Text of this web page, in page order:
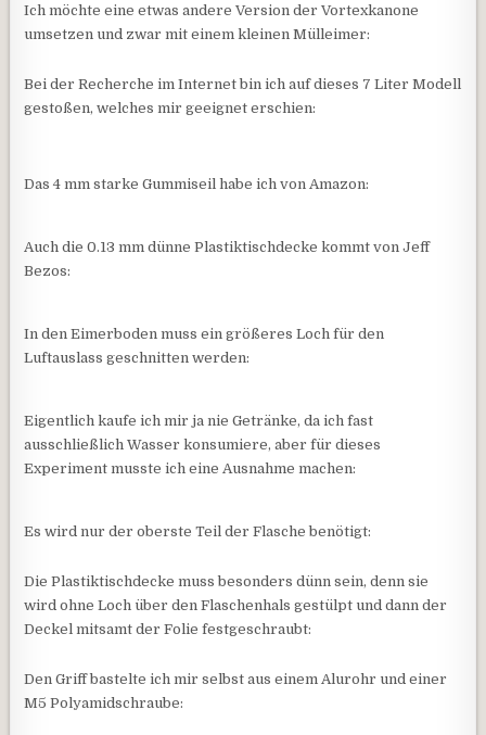
Ich möchte eine etwas andere Version der Vortexkanone
umsetzen und zwar mit einem kleinen Mülleimer:
Bei der Recherche im Internet bin ich auf dieses 7 Liter Modell
gestoßen, welches mir geeignet erschien:
Das 4 mm starke Gummiseil habe ich von Amazon:
Auch die 0.13 mm dünne Plastiktischdecke kommt von Jeff
Bezos:
In den Eimerboden muss ein größeres Loch für den
Luftauslass geschnitten werden:
Eigentlich kaufe ich mir ja nie Getränke, da ich fast
ausschließlich Wasser konsumiere, aber für dieses
Experiment musste ich eine Ausnahme machen:
Es wird nur der oberste Teil der Flasche benötigt:
Die Plastiktischdecke muss besonders dünn sein, denn sie
wird ohne Loch über den Flaschenhals gestülpt und dann der
Deckel mitsamt der Folie festgeschraubt:
Den Griff bastelte ich mir selbst aus einem Alurohr und einer
M5 Polyamidschraube: